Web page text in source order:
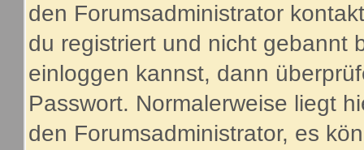
den Forumsadministrator
du registriert und nicht gebannt
einloggen kannst, dann
Passwort. Normalerweise liegt
den Forumsadministrator, es